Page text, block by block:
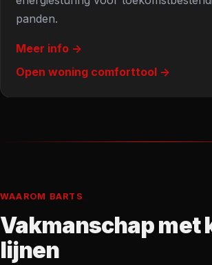
panden.
Meer info ->
Open woning comforttool ->
WAAROM BARTS
Vakmanschap met
lijnen